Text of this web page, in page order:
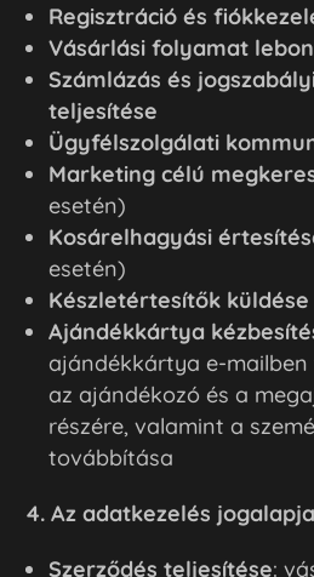
Regisztráció és
Vásárlási folyamat
Számlázás és
teljesítése
Ügyfélszolgálati
Marketing célú
esetén)
Kosárelhagyási
esetén)
Készletértesítők küldése
Ajándékkártya
ajándékkártya e-
az ajándékozó és a
részére, valamint a
továbbítása
4. Az adatkezelés jogalapja
Szerződés teljesítése: